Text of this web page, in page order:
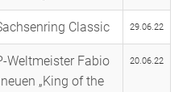
Classic 29.06.22
Weltmeister Fabio
„King of the
20.06.22